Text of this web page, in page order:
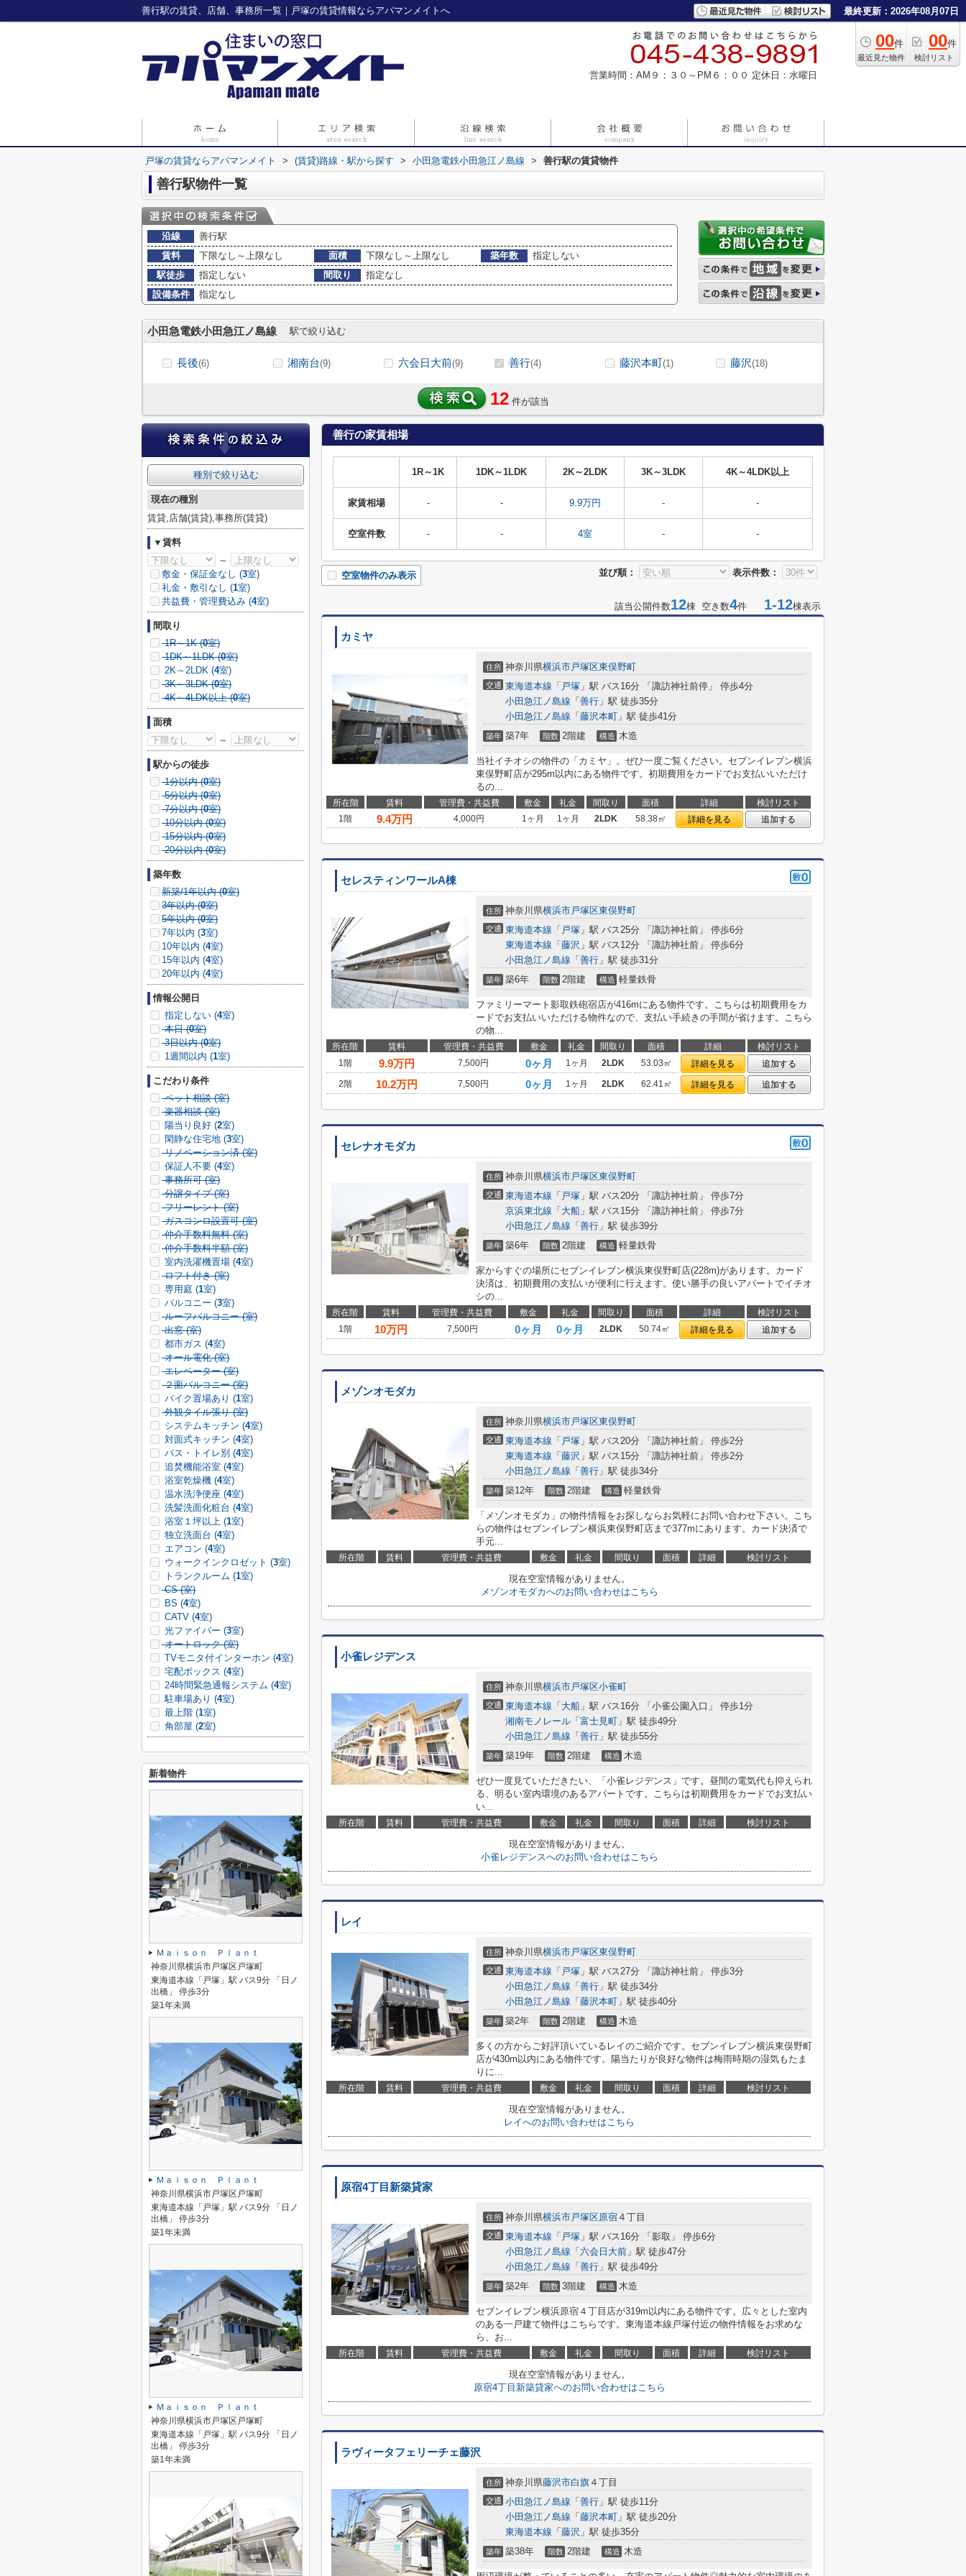
善行駅の賃貸、店舗、事務所一覧｜戸塚の賃貸情報ならアパマンメイトへ 最終更新：2026年08月07日
00件
最近見た物件
00件
検討リスト
営業時間：AM９：３０～PM６：００ 定休日：水曜日
戸塚の賃貸ならアパマンメイト > (賃貸)路線・駅から探す > 小田急電鉄小田急江ノ島線 > 善行駅の賃貸物件
善行駅物件一覧
沿線
善行駅
賃料
下限なし～上限なし 面積 下限なし～上限なし 築年数
指定しない
駅徒歩
指定しない 間取り
指定なし
設備条件
指定なし
小田急電鉄小田急江ノ島線 駅で絞り込む
長後(6) 湘南台(9) 六会日大前(9) 善行(4) 藤沢本町(1) 藤沢(18)
12 件が該当
善行の家賃相場
1R～1K 1DK～1LDK 2K～2LDK 3K～3LDK 4K～4LDK以上
家賃相場 - - 9.9万円 - -
空室件数 - - 4室 - -
並び順： 表示件数：
空室物件のみ表示
該当公開件数12棟 空き数4件 1-12棟表示
カミヤ
住所 神奈川県横浜市戸塚区東俣野町
交通 東海道本線 「 戸塚 」駅 バス16分 「諏訪神社前停」 停歩4分
小田急江ノ島線 「 善行 」駅 徒歩35分
小田急江ノ島線 「 藤沢本町 」駅 徒歩41分
築年 築7年 階数 2階建 構造 木造
当社イチオシの物件の「カミヤ」。ぜひ一度ご覧ください。セブンイレブン横浜
東俣野町店が295m以内にある物件です。初期費用をカードでお支払いいただけ
るの...
所在階 賃料 管理費・共益費 敷金 礼金 間取り 面積 詳細
検討リスト
1階
9.4万円 4,000円 1ヶ月 1ヶ月 2LDK 58.38㎡ 詳細を見る 追加する
セレスティンワールA棟
住所 神奈川県横浜市戸塚区東俣野町
交通 東海道本線 「 戸塚 」駅 バス25分 「諏訪神社前」 停歩6分
東海道本線 「 藤沢 」駅 バス12分 「諏訪神社前」 停歩6分
小田急江ノ島線 「 善行 」駅 徒歩31分
築年 築6年 階数 2階建 構造 軽量鉄骨
ファミリーマート影取鉄砲宿店が416mにある物件です。こちらは初期費用をカ
ードでお支払いいただける物件なので、支払い手続きの手間が省けます。こちら
の物...
所在階 賃料 管理費・共益費 敷金 礼金 間取り 面積 詳細
検討リスト
1階
9.9万円 7,500円 0ヶ月 1ヶ月 2LDK 53.03㎡ 詳細を見る
追加する
2階
10.2万円 7,500円 0ヶ月 1ヶ月 2LDK 62.41㎡ 詳細を見る 追加する
セレナオモダカ
住所 神奈川県横浜市戸塚区東俣野町
交通 東海道本線 「 戸塚 」駅 バス20分 「諏訪神社前」 停歩7分
京浜東北線 「 大船 」駅 バス15分 「諏訪神社前」 停歩7分
小田急江ノ島線 「 善行 」駅 徒歩39分
築年 築6年 階数 2階建 構造 軽量鉄骨
家からすぐの場所にセブンイレブン横浜東俣野町店(228m)があります。カード
決済は、初期費用の支払いが便利に行えます。使い勝手の良いアパートでイチオ
シの...
所在階 賃料 管理費・共益費 敷金 礼金 間取り 面積 詳細
検討リスト
1階
10万円 7,500円 0ヶ月 0ヶ月 2LDK 50.74㎡ 詳細を見る 追加する
メゾンオモダカ
住所 神奈川県横浜市戸塚区東俣野町
交通 東海道本線 「 戸塚 」駅 バス20分 「諏訪神社前」 停歩2分
東海道本線 「 藤沢 」駅 バス15分 「諏訪神社前」 停歩2分
小田急江ノ島線 「 善行 」駅 徒歩34分
築年 築12年 階数 2階建 構造 軽量鉄骨
「メゾンオモダカ」の物件情報をお探しならお気軽にお問い合わせ下さい。こち
らの物件はセブンイレブン横浜東俣野町店まで377mにあります。カード決済で
手元...
所在階 賃料 管理費・共益費 敷金 礼金 間取り 面積 詳細 検討リスト
現在空室情報がありません。
メゾンオモダカへのお問い合わせはこちら
小雀レジデンス
住所 神奈川県横浜市戸塚区小雀町
交通 東海道本線 「 大船 」駅 バス16分 「小雀公園入口」 停歩1分
湘南モノレール 「 富士見町 」駅 徒歩49分
小田急江ノ島線 「 善行 」駅 徒歩55分
築年 築19年 階数 2階建 構造 木造
ぜひ一度見ていただきたい、「小雀レジデンス」です。昼間の電気代も抑えられ
る、明るい室内環境のあるアパートです。こちらは初期費用をカードでお支払い
い...
所在階 賃料 管理費・共益費 敷金 礼金 間取り 面積 詳細 検討リスト
現在空室情報がありません。
小雀レジデンスへのお問い合わせはこちら
レイ
住所 神奈川県横浜市戸塚区東俣野町
交通 東海道本線 「 戸塚 」駅 バス27分 「諏訪神社前」 停歩3分
小田急江ノ島線 「 善行 」駅 徒歩34分
小田急江ノ島線 「 藤沢本町 」駅 徒歩40分
築年 築2年 階数 2階建 構造 木造
多くの方からご好評頂いているレイのご紹介です。セブンイレブン横浜東俣野町
店が430m以内にある物件です。陽当たりが良好な物件は梅雨時期の湿気もたま
りに...
所在階 賃料 管理費・共益費 敷金 礼金 間取り 面積 詳細 検討リスト
現在空室情報がありません。
レイへのお問い合わせはこちら
原宿4丁目新築貸家
住所 神奈川県横浜市戸塚区原宿 ４丁目
交通 東海道本線 「 戸塚 」駅 バス16分 「影取」 停歩6分
小田急江ノ島線 「 六会日大前 」駅 徒歩47分
小田急江ノ島線 「 善行 」駅 徒歩49分
築年 築2年 階数 3階建 構造 木造
セブンイレブン横浜原宿４丁目店が319m以内にある物件です。広々とした室内
のある一戸建て物件はこちらです。東海道本線戸塚付近の物件情報をお求めな
ら、お...
所在階 賃料 管理費・共益費 敷金 礼金 間取り 面積 詳細 検討リスト
現在空室情報がありません。
原宿4丁目新築貸家へのお問い合わせはこちら
ラヴィータフェリーチェ藤沢
住所 神奈川県藤沢市白旗 ４丁目
交通 小田急江ノ島線 「 善行 」駅 徒歩11分
小田急江ノ島線 「 藤沢本町 」駅 徒歩20分
東海道本線 「 藤沢 」駅 徒歩35分
築年 築38年 階数 2階建 構造 木造
種別で絞り込む
現在の種別
賃貸,店舗(賃貸),事務所(賃貸)
▼賃料
～
敷金・保証金なし (3室)
礼金・敷引なし (1室)
共益費・管理費込み (4室)
間取り
1R～1K (0室)
1DK～1LDK (0室)
2K～2LDK (4室)
3K～3LDK (0室)
4K～4LDK以上 (0室)
面積
～
駅からの徒歩
1分以内 (0室)
5分以内 (0室)
7分以内 (0室)
10分以内 (0室)
15分以内 (0室)
20分以内 (0室)
築年数
新築/1年以内 (0室)
3年以内 (0室)
5年以内 (0室)
7年以内 (3室)
10年以内 (4室)
15年以内 (4室)
20年以内 (4室)
情報公開日
指定しない (4室)
本日 (0室)
3日以内 (0室)
1週間以内 (1室)
こだわり条件
ペット相談 (室)
楽器相談 (室)
陽当り良好 (2室)
閑静な住宅地 (3室)
リノベーション済 (室)
保証人不要 (4室)
事務所可 (室)
分譲タイプ (室)
フリーレント (室)
ガスコンロ設置可 (室)
仲介手数料無料 (室)
仲介手数料半額 (室)
室内洗濯機置場 (4室)
ロフト付き (室)
専用庭 (1室)
バルコニー (3室)
ルーフバルコニー (室)
出窓 (室)
都市ガス (4室)
オール電化 (室)
エレベーター (室)
２面バルコニー (室)
バイク置場あり (1室)
外観タイル張り (室)
システムキッチン (4室)
対面式キッチン (4室)
バス・トイレ別 (4室)
追焚機能浴室 (4室)
浴室乾燥機 (4室)
温水洗浄便座 (4室)
洗髪洗面化粧台 (4室)
浴室１坪以上 (1室)
独立洗面台 (4室)
エアコン (4室)
ウォークインクロゼット (3室)
トランクルーム (1室)
CS (室)
BS (4室)
CATV (4室)
光ファイバー (3室)
オートロック (室)
TVモニタ付インターホン (4室)
宅配ボックス (4室)
24時間緊急通報システム (4室)
駐車場あり (4室)
最上階 (1室)
角部屋 (2室)
新着物件
Ｍａｉｓｏｎ Ｐｌａｎｔ
神奈川県横浜市戸塚区戸塚町
東海道本線「戸塚」駅 バス9分 「日ノ
出橋」 停歩3分
築1年未満
Ｍａｉｓｏｎ Ｐｌａｎｔ
神奈川県横浜市戸塚区戸塚町
東海道本線「戸塚」駅 バス9分 「日ノ
出橋」 停歩3分
築1年未満
Ｍａｉｓｏｎ Ｐｌａｎｔ
神奈川県横浜市戸塚区戸塚町
東海道本線「戸塚」駅 バス9分 「日ノ
出橋」 停歩3分
築1年未満